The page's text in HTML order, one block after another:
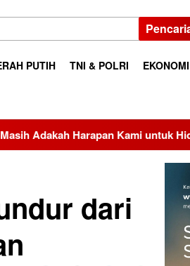
PUTIH TNI & POLRI
untuk Hidup? Perkuat
dari